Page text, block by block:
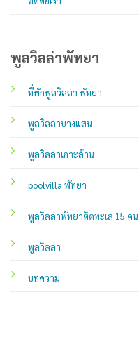
พูลวิลล่าพัทยา
ที่พักพูลวิลล่า พัทยา
พูลวิลล่าบางแสน
พูลวิลล่าเกาะล้าน
poolvilla พัทยา
พูลวิลล่าพัทยาติดทะเล 15 คน
พูลวิลล่า
บทความ